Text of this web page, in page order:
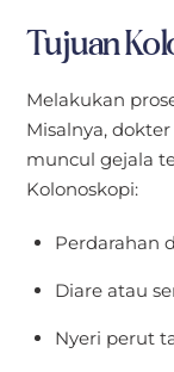
Tujuan
Melakukan
Misalnya,
muncul gejala
Kolonoskopi:
Perdarahan
Diare atau
Nyeri perut